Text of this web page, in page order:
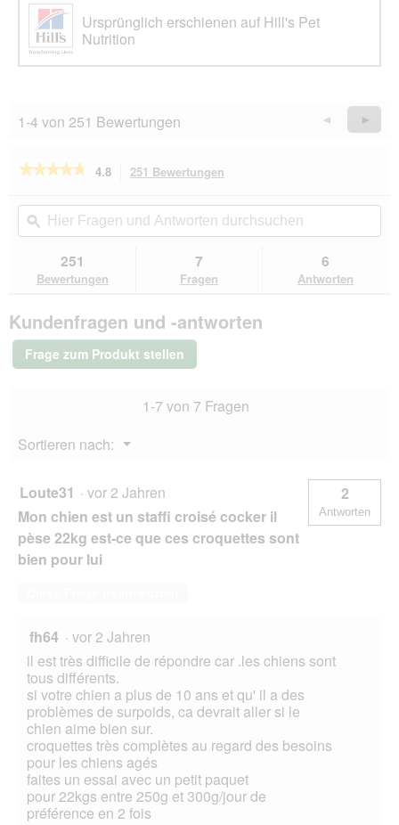
Ursprünglich erschienen auf Hill's Pet
Nutrition
1-4 von 251 Bewertungen
Zurück
Reviews
◄
Weiter
►
★★★★★
★★★★★
5
lesen
Hill's
Trockenfutter
Medium
Mature
kg
4.8 251 Bewertungen
Aktion
navigierst
du
Bewertungen.
Hier
Fragen
und
Antworten
durchsuchen
ϙ
251
Bewertungen
7
Fragen
6
Antworten
Kundenfragen und -antworten
Frage zum Produkt stellen
1-7 von 7 Fragen
Sortieren nach:
▼
Menü
Loute31 · vor 2 Jahren
Mon chien est un staffi croisé cocker il
pèse 22kg est-ce que ces croquettes sont
bien pour lui
2
Antworten
fh64 · vor 2 Jahren
il est très difficile de répondre car .les chiens sont
tous différents.
si votre chien a plus de 10 ans et qu' il a des
problèmes de surpoids, ca devrait aller si le
chien aime bien sur.
croquettes très complètes au regard des besoins
pour les chiens agés
faites un essai avec un petit paquet
pour 22kgs entre 250g et 300g/jour de
préférence en 2 fois